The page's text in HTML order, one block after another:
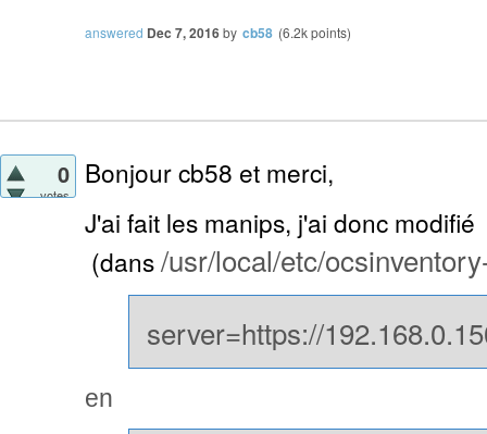
answered Dec 7, 2016by cb58 (6.2kpoints)
0
votes
Bonjour cb58 et merci,
J'ai fait les manips, j'ai donc modifié
(dans/usr/local/etc/
server=https://
en